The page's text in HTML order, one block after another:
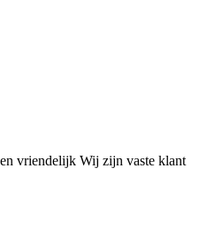
vriendelijk Wij zijn vaste klant